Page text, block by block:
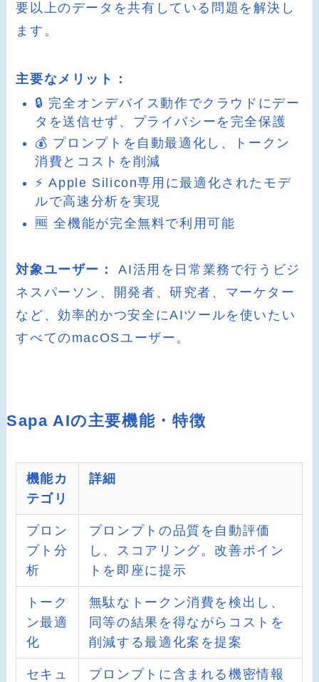
要以上のデータを共有している問題を解決し
ます。
主要なメリット：
🔒 完全オンデバイス動作でクラウドにデー
タを送信せず、プライバシーを完全保護
💰 プロンプトを自動最適化し、トークン
消費とコストを削減
⚡ Apple Silicon専用に最適化されたモデ
ルで高速分析を実現
🆓 全機能が完全無料で利用可能
対象ユーザー：
AI活用を日常業務で行うビジ
ネスパーソン、開発者、研究者、マーケター
など、効率的かつ安全にAIツールを使いたい
すべてのmacOSユーザー。
Sapa AIの主要機能・特徴
機能カ
テゴリ
詳細
プロン
プト分
析
プロンプトの品質を自動評価
し、スコアリング。改善ポイン
トを即座に提示
トーク
ン最適
化
無駄なトークン消費を検出し、
同等の結果を得ながらコストを
削減する最適化案を提案
セキュ
プロンプトに含まれる機密情報